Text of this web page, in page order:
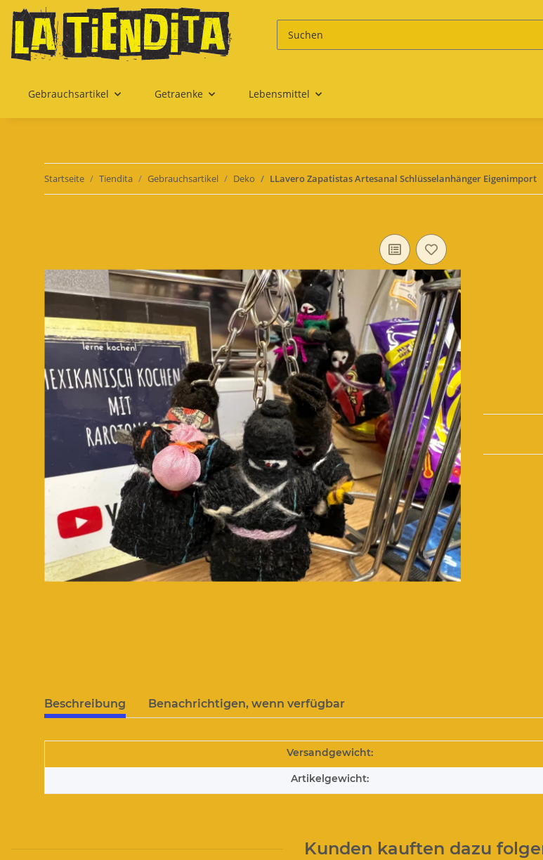
Gebrauchsartikel Getraenke Lebensmittel
Startseite Tiendita Gebrauchsartikel Deko LLavero Zapatistas Artesanal Schlüsselanhänger Eigenimport
Beschreibung Benachrichtigen, wenn verfügbar
Versandgewicht:
Artikelgewicht:
Kunden kauften dazu